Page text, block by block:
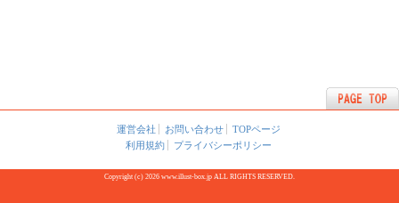
運営会社 お問い合わせ
TOPページ
利用規約
プライバシーポリシー
Copyright (c) 2026 www.illust-box.jp ALL RIGHTS RESERVED.